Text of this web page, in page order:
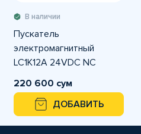
В наличии
Пускатель
электромагнитный
LC1K12A 24VDC NC
220 600 сум
ДОБАВИТЬ